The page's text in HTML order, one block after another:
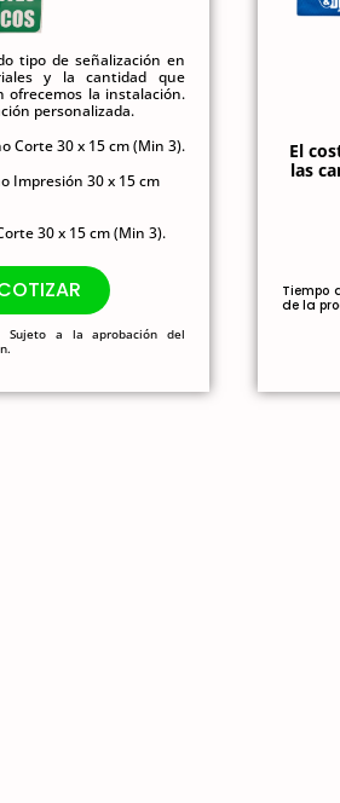
tipo de señalización en
y la cantidad que
ofrecemos la instalación.
personalizada.
Corte 30 x 15 cm (Min 3).
Impresión 30 x 15 cm
30 x 15 cm (Min 3).
Sujeto a la aprobación del
El
las
Tiempo
de la